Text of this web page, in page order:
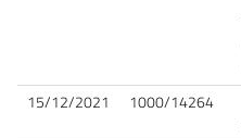
15/12/2021 1000/14264